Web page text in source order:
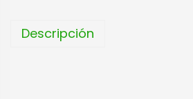
Descripción